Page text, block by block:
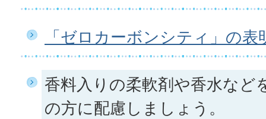
「ゼロカーボンシティ」の
香料入りの柔軟剤や香水など
の方に配慮しましょう。